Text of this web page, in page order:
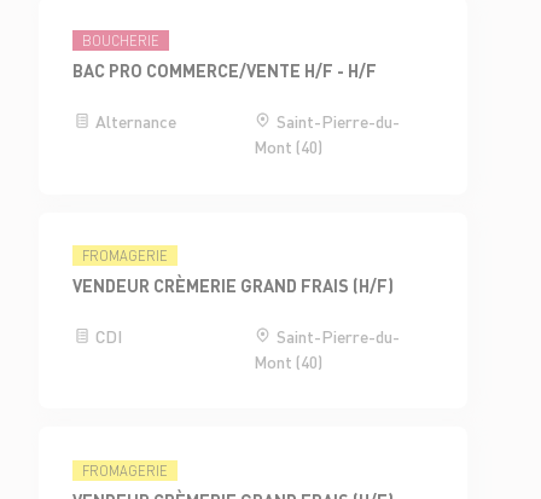
BOUCHERIE
BAC PRO COMMERCE/VENTE H/F - H/F
Alternance
Saint-Pierre-du-
Mont (40)
FROMAGERIE
VENDEUR CRÈMERIE GRAND FRAIS (H/F)
CDI
Saint-Pierre-du-
Mont (40)
FROMAGERIE